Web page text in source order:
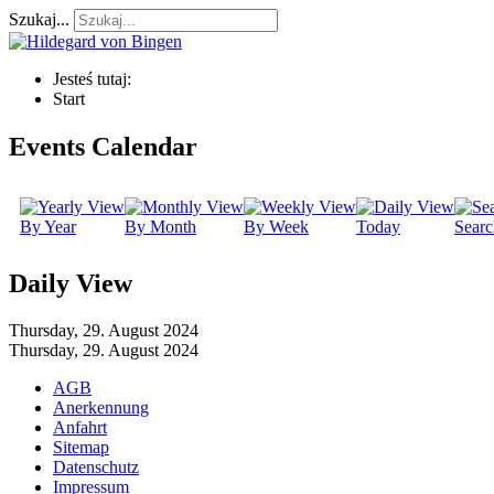
Szukaj...
Jesteś tutaj:
Start
Events Calendar
By Year By Month By Week Today
Daily View
Thursday, 29. August 2024
Thursday, 29. August 2024
AGB
Anerkennung
Anfahrt
Sitemap
Datenschutz
Impressum